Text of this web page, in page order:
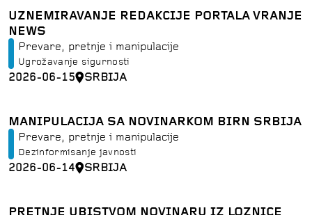
UZNEMIRAVANJE REDAKCIJE PORTALA VRANJE
NEWS
Prevare, pretnje i manipulacije
Ugrožavanje sigurnosti
2026-06-15 SRBIJA
MANIPULACIJA SA NOVINARKOM BIRN SRBIJA
Prevare, pretnje i manipulacije
Dezinformisanje javnosti
2026-06-14 SRBIJA
PRETNJE UBISTVOM NOVINARU IZ LOZNICE